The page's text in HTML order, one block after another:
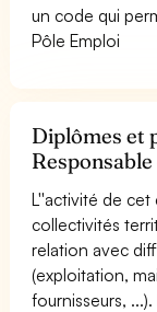
un code qui
Pôle Emploi
Diplômes et
L''activité de cet
collectivités
relation avec
(exploitation,
fournisseurs,